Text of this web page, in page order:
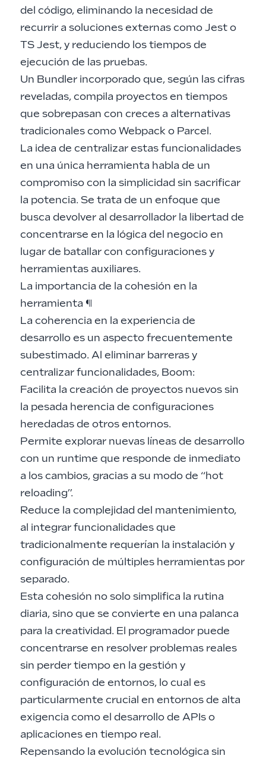
del código, eliminando la necesidad de
recurrir a soluciones externas como Jest o
TS Jest, y reduciendo los tiempos de
ejecución de las pruebas.
Un Bundler incorporado que, según las cifras
reveladas, compila proyectos en tiempos
que sobrepasan con creces a alternativas
tradicionales como Webpack o Parcel.
La idea de centralizar estas funcionalidades
en una única herramienta habla de un
compromiso con la simplicidad sin sacrificar
la potencia. Se trata de un enfoque que
busca devolver al desarrollador la libertad de
concentrarse en la lógica del negocio en
lugar de batallar con configuraciones y
herramientas auxiliares.
La importancia de la cohesión en la
herramienta ¶
La coherencia en la experiencia de
desarrollo es un aspecto frecuentemente
subestimado. Al eliminar barreras y
centralizar funcionalidades, Boom:
Facilita la creación de proyectos nuevos sin
la pesada herencia de configuraciones
heredadas de otros entornos.
Permite explorar nuevas líneas de desarrollo
con un runtime que responde de inmediato
a los cambios, gracias a su modo de “hot
reloading”.
Reduce la complejidad del mantenimiento,
al integrar funcionalidades que
tradicionalmente requerían la instalación y
configuración de múltiples herramientas por
separado.
Esta cohesión no solo simplifica la rutina
diaria, sino que se convierte en una palanca
para la creatividad. El programador puede
concentrarse en resolver problemas reales
sin perder tiempo en la gestión y
configuración de entornos, lo cual es
particularmente crucial en entornos de alta
exigencia como el desarrollo de APIs o
aplicaciones en tiempo real.
Repensando la evolución tecnológica sin